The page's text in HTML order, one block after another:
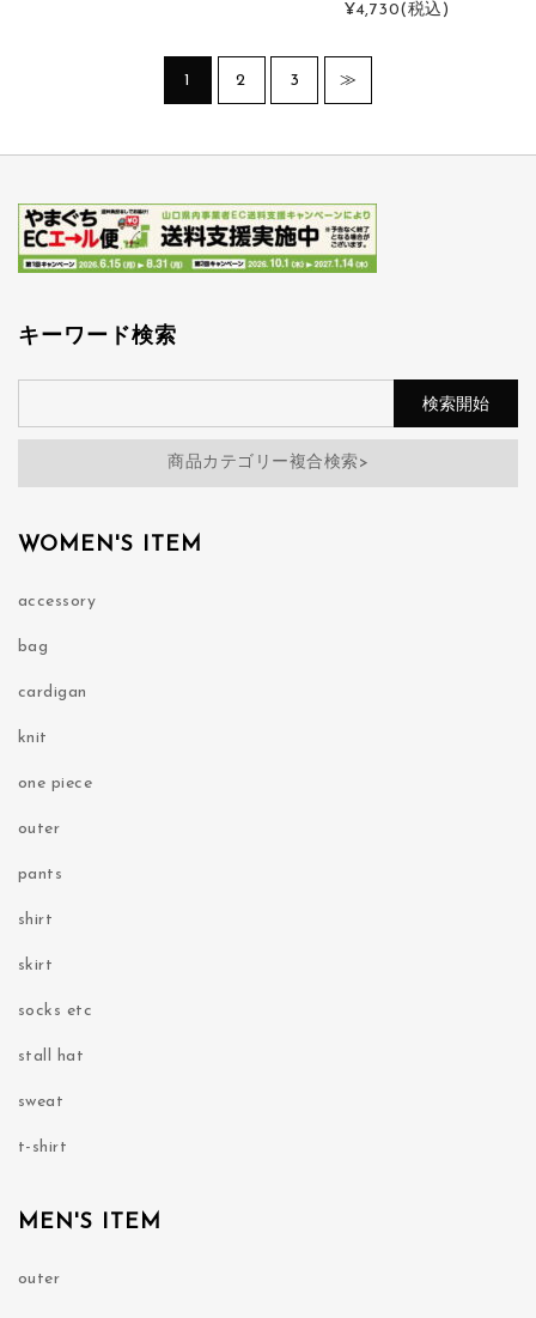
¥4,730(税込)
1 2 3 ≫
キーワード検索
商品カテゴリー複合検索>
WOMEN'S ITEM
accessory
bag
cardigan
knit
one piece
outer
pants
shirt
skirt
socks etc
stall hat
sweat
t-shirt
MEN'S ITEM
outer